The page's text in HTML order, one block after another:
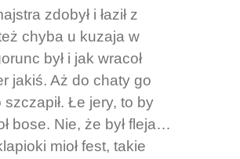
zdobył i łaził z
chyba u kuzaja w
był i jak wracoł
jakiś. Aż do chaty go
Łe jery, to by
bose. Nie, że był fleja…
mioł fest, takie